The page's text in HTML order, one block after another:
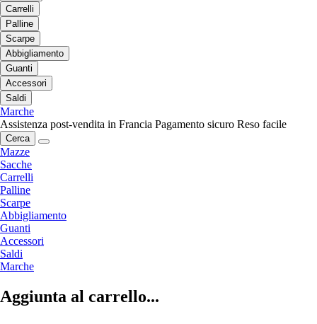
Carrelli
Palline
Scarpe
Abbigliamento
Guanti
Accessori
Saldi
Marche
Assistenza post-vendita in Francia Pagamento sicuro Reso facile
Cerca
Mazze
Sacche
Carrelli
Palline
Scarpe
Abbigliamento
Guanti
Accessori
Saldi
Marche
Aggiunta al carrello...